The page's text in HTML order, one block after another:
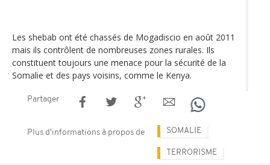
Les shebab ont été chassés de Mogadiscio en août 2011
mais ils contrôlent de nombreuses zones rurales. Ils
constituent toujours une menace pour la sécurité de la
Somalie et des pays voisins, comme le Kenya.
Partager
Plus d'informations à propos de SOMALIE
TERRORISME